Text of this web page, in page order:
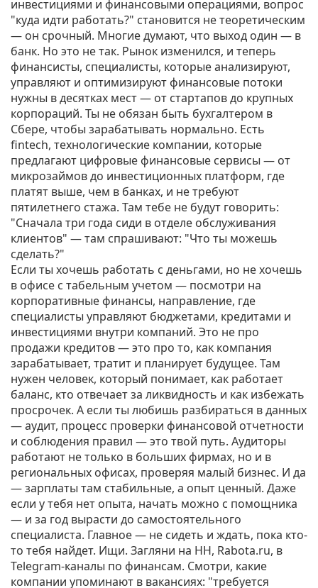
инвестициями и финансовыми операциями, вопрос
"куда идти работать?" становится не теоретическим
— он срочный. Многие думают, что выход один — в
банк. Но это не так. Рынок изменился, и теперь
финансисты, специалисты, которые анализируют,
управляют и оптимизируют финансовые потоки
нужны в десятках мест — от стартапов до крупных
корпораций. Ты не обязан быть бухгалтером в
Сбере, чтобы зарабатывать нормально. Есть
fintech, технологические компании, которые
предлагают цифровые финансовые сервисы — от
микрозаймов до инвестиционных платформ, где
платят выше, чем в банках, и не требуют
пятилетнего стажа. Там тебе не будут говорить:
"Сначала три года сиди в отделе обслуживания
клиентов" — там спрашивают: "Что ты можешь
сделать?"
Если ты хочешь работать с деньгами, но не хочешь
в офисе с табельным учетом — посмотри на
корпоративные финансы, направление, где
специалисты управляют бюджетами, кредитами и
инвестициями внутри компаний. Это не про
продажи кредитов — это про то, как компания
зарабатывает, тратит и планирует будущее. Там
нужен человек, который понимает, как работает
баланс, кто отвечает за ликвидность и как избежать
просрочек. А если ты любишь разбираться в данных
—аудит, процесс проверки финансовой отчетности
и соблюдения правил — это твой путь. Аудиторы
работают не только в больших фирмах, но и в
региональных офисах, проверяя малый бизнес. И да
— зарплаты там стабильные, а опыт ценный. Даже
если у тебя нет опыта, начать можно с помощника
— и за год вырасти до самостоятельного
специалиста. Главное — не сидеть и ждать, пока кто-
то тебя найдет. Ищи. Загляни на HH, Rabota.ru, в
Telegram-каналы по финансам. Смотри, какие
компании упоминают в вакансиях: "требуется